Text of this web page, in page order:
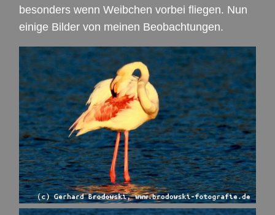
besonders wenn Weibchen vorbei fliegen. Nun
einige Bilder von meinen Beobachtungen.